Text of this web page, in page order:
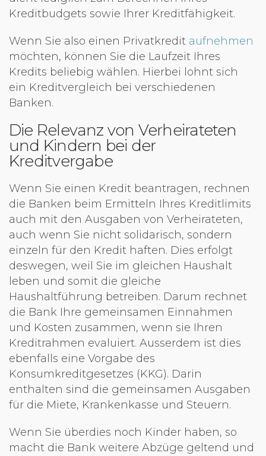
Kreditbudgets sowie Ihrer Kreditfähigkeit.
Wenn Sie also einen Privatkredit aufnehmen
möchten, können Sie die Laufzeit Ihres
Kredits beliebig wählen. Hierbei lohnt sich
ein Kreditvergleich bei verschiedenen
Banken.
Die Relevanz von Verheirateten
und Kindern bei der
Kreditvergabe
Wenn Sie einen Kredit beantragen, rechnen
die Banken beim Ermitteln Ihres Kreditlimits
auch mit den Ausgaben von Verheirateten,
auch wenn Sie nicht solidarisch, sondern
einzeln für den Kredit haften. Dies erfolgt
deswegen, weil Sie im gleichen Haushalt
leben und somit die gleiche
Haushaltführung betreiben. Darum rechnet
die Bank Ihre gemeinsamen Einnahmen
und Kosten zusammen, wenn sie Ihren
Kreditrahmen evaluiert. Ausserdem ist dies
ebenfalls eine Vorgabe des
Konsumkreditgesetzes (KKG). Darin
enthalten sind die gemeinsamen Ausgaben
für die Miete, Krankenkasse und Steuern.
Wenn Sie überdies noch Kinder haben, so
macht die Bank weitere Abzüge geltend und